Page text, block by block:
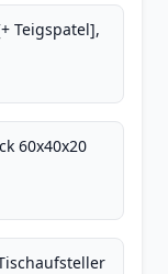
Teigspatel],
60x40x20